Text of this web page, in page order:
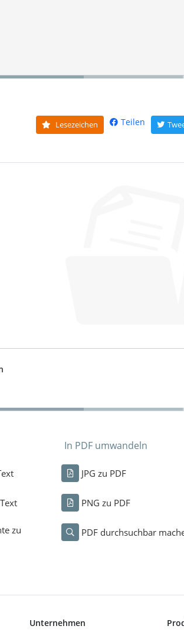
Lesezeichen Teilen
zu
In PDF umwandeln
JPG zu PDF
PNG zu PDF
PDF durchsuchbar
Unternehmen